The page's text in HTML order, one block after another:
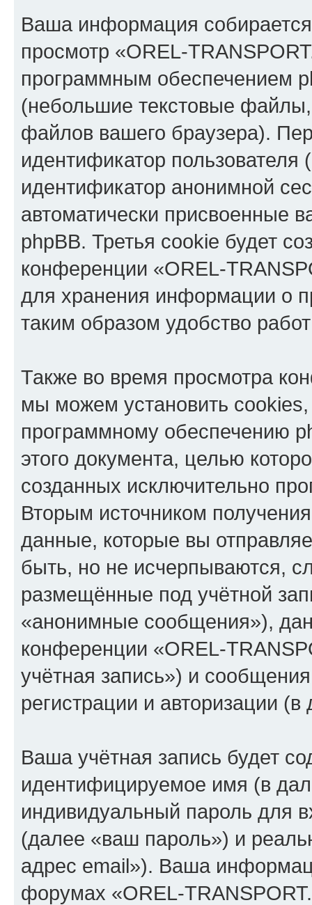
Ваша информация
просмотр «OREL-
программным обеспечением
(небольшие текстовые
файлов вашего браузера).
идентификатор
идентификатор анонимной
автоматически присвоенные
phpBB. Третья cookie будет
конференции «OREL-
для хранения информации о
таким образом удобство
Также во время просмотра
мы можем установить
программному обеспечению
этого документа, целью
созданных исключительно
Вторым источником
данные, которые вы
быть, но не исчерпываются,
размещённые под учётной
«анонимные сообщения»),
конференции «OREL-
учётная запись») и
регистрации и авторизации
Ваша учётная запись будет
идентифицируемое имя (в
индивидуальный пароль для
(далее «ваш пароль») и
адрес email»). Ваша
форумах «OREL-